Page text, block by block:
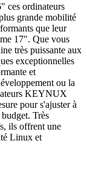
ces ordinateurs
grande mobilité
que leur
17". Que vous
très puissante aux
exceptionnelles
et
ou la
KEYNUX
pour s'ajuster à
Très
ils offrent une
Linux et